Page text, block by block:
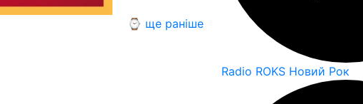
⌚ ще раніше
Radio ROKS Новий Рок